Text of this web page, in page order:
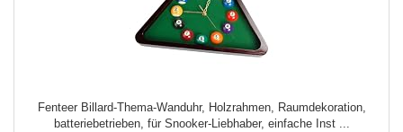
Fenteer Billard-Thema-Wanduhr, Holzrahmen, Raumdekoration,
batteriebetrieben, für Snooker-Liebhaber, einfache Inst ...